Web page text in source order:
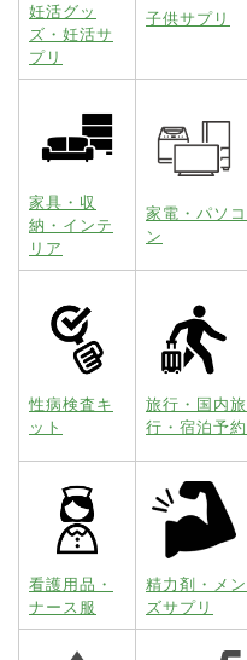
妊活グッ
ズ・妊活サ
プリ
子供サプリ
家具・収
納・インテ
リア
家電・パソコ
ン
性病検査キ
ット
旅行・国内旅
行・宿泊予約
看護用品・
ナース服
精力剤・メン
ズサプリ